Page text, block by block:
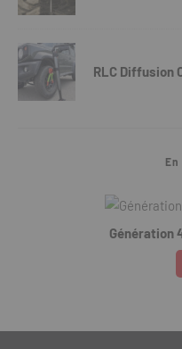
RLC Diffusion
Génération